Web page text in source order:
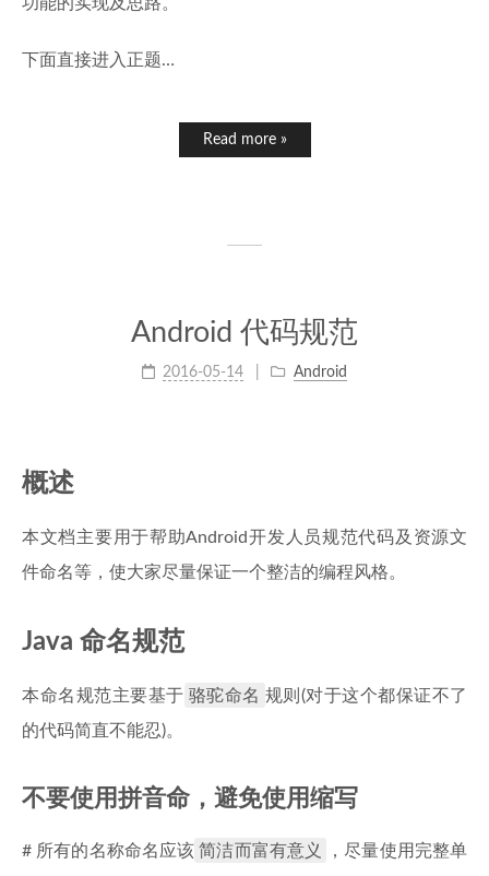
下面直接进入正题…
Read more »
Android 代码规范
2016-05-14 Android
概述
本文档主要用于帮助Android开发人员规范代码及资源文
件命名等，使大家尽量保证一个整洁的编程风格。
Java 命名规范
本命名规范主要基于 骆驼命名 规则(对于这个都保证不了
的代码简直不能忍)。
不要使用拼音命，避免使用缩写
# 所有的名称命名应该 简洁而富有意义
，尽量使用完整单